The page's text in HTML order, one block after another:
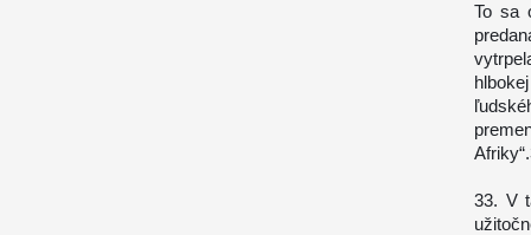
To sa
33. V